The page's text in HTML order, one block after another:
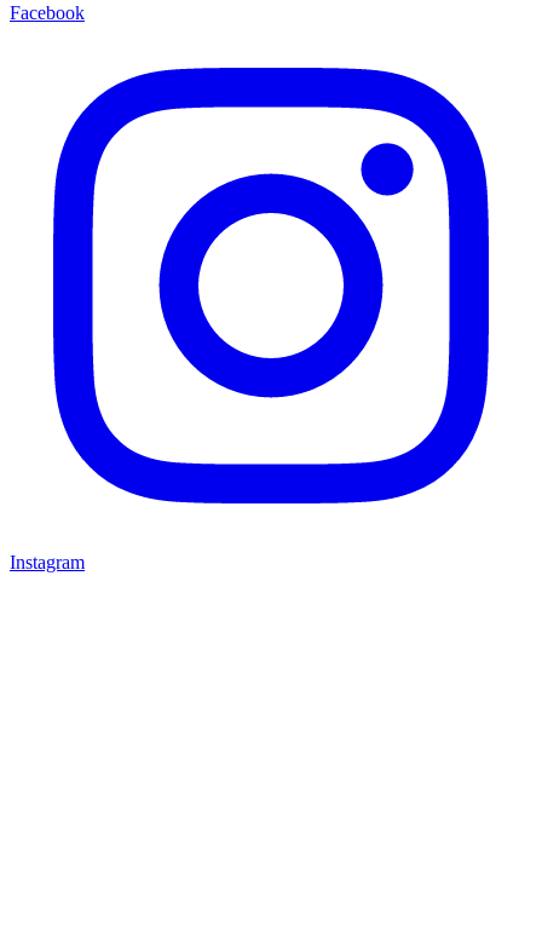
Facebook
Instagram